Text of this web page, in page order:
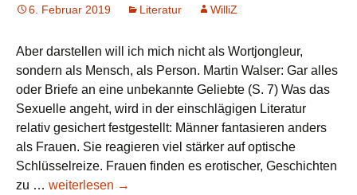
6. Februar 2019 Literatur WilliZ
Aber darstellen will ich mich nicht als Wortjongleur,
sondern als Mensch, als Person. Martin Walser: Gar alles
oder Briefe an eine unbekannte Geliebte (S. 7) Was das
Sexuelle angeht, wird in der einschlägigen Literatur
relativ gesichert festgestellt: Männer fantasieren anders
als Frauen. Sie reagieren viel stärker auf optische
Schlüsselreize. Frauen finden es erotischer, Geschichten
zu … Martin
weiterlesen →